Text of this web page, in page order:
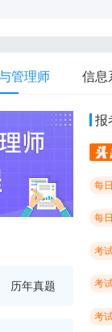
管理师 信息
历年真题
报
每
每
考
考
考